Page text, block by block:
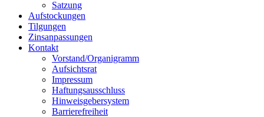
Satzung
Aufstockungen
Tilgungen
Zinsanpassungen
Kontakt
Vorstand/Organigramm
Aufsichtsrat
Impressum
Haftungsausschluss
Hinweisgebersystem
Barrierefreiheit